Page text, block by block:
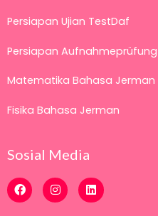
Persiapan Ujian TestDaf
Persiapan Aufnahmeprüfung
Matematika Bahasa Jerman
Fisika Bahasa Jerman
Sosial Media
F
a
c
I
n
s
L
i
n